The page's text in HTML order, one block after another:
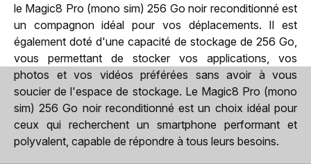
le Magic8 Pro (mono sim) 256 Go noir reconditionné est
un compagnon idéal pour vos déplacements. Il est
également doté d'une capacité de stockage de 256 Go,
vous permettant de stocker vos applications, vos
photos et vos vidéos préférées sans avoir à vous
soucier de l'espace de stockage. Le Magic8 Pro (mono
sim) 256 Go noir reconditionné est un choix idéal pour
ceux qui recherchent un smartphone performant et
polyvalent, capable de répondre à tous leurs besoins.